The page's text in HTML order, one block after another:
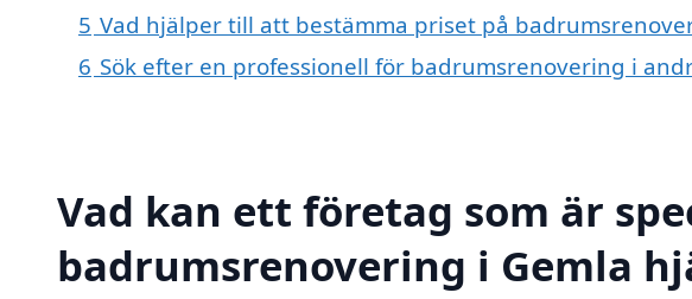
5 Vad hjälper till att bestämma priset på
6 Sök efter en professionell för badrumsrenovering i
Vad kan ett företag som är
badrumsrenovering i Gemla